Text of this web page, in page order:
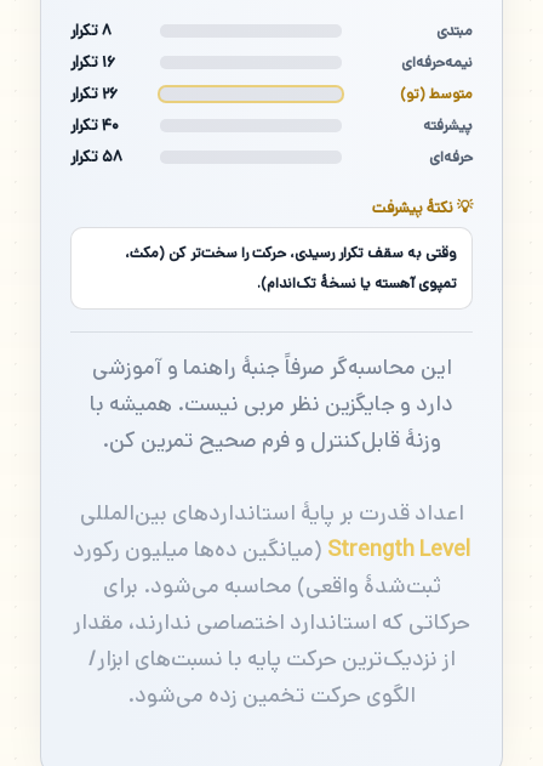
مبتدی ۸ تکرار
نیمه‌حرفه‌ای ۱۶ تکرار
متوسط (تو) ۲۶ تکرار
پیشرفته ۴۰ تکرار
حرفه‌ای ۵۸ تکرار
💡 نکتهٔ پیشرفت
وقتی به سقف تکرار رسیدی، حرکت را سخت‌تر کن (مکث،
تمپوی آهسته یا نسخهٔ تک‌اندام).
این محاسبه‌گر صرفاً جنبهٔ راهنما و آموزشی
دارد و جایگزین نظر مربی نیست. همیشه با
وزنهٔ قابل‌کنترل و فرم صحیح تمرین کن.
اعداد قدرت بر پایهٔ استانداردهای بین‌المللی
Strength Level (میانگین ده‌ها میلیون رکورد
ثبت‌شدهٔ واقعی) محاسبه می‌شود. برای
حرکاتی که استاندارد اختصاصی ندارند، مقدار
از نزدیک‌ترین حرکت پایه با نسبت‌های ابزار/
الگوی حرکت تخمین زده می‌شود.